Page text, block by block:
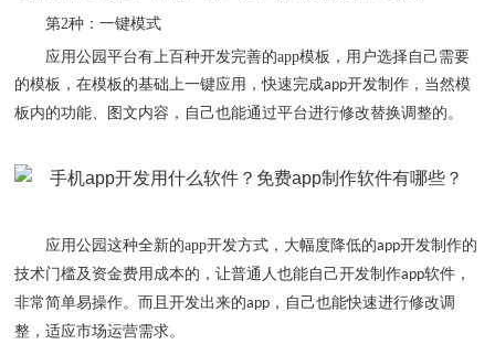
第2种：一键模式
应用公园平台有上百种开发完善的app模板，用户选择自己需要
的模板，在模板的基础上一键应用，快速完成app开发制作，当然模
板内的功能、图文内容，自己也能通过平台进行修改替换调整的。
应用公园这种全新的app开发方式，大幅度降低的app开发制作的
技术门槛及资金费用成本的，让普通人也能自己开发制作app软件，
非常简单易操作。而且开发出来的app ，自己也能快速进行修改调
整，适应市场运营需求。